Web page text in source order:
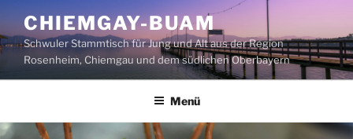
Inhalt
springen
CHIEMGAY-BUAM
Schwuler Stammtisch für Jung und Alt aus der Region
Rosenheim, Chiemgau und dem südlichen Oberbayern
Menü